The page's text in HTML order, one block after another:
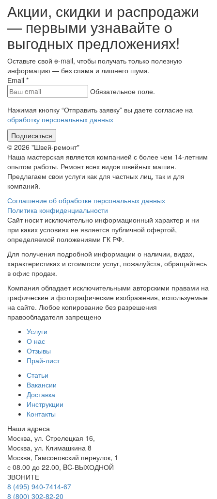
Акции, скидки и распродажи
— первыми узнавайте о
выгодных предложениях!
Оставьте свой e-mail, чтобы получать только полезную
информацию — без спама и лишнего шума.
Еmail *
Обязательное поле.
Нажимая кнопку “Отправить заявку” вы даете согласие на
обработку персональных данных
Подписаться
© 2026 "Швей-ремонт"
Наша мастерская является компанией с более чем 14-летним
опытом работы. Ремонт всех видов швейных машин.
Предлагаем свои услуги как для частных лиц, так и для
компаний.
Соглашение об обработке персональных данных
Политика конфиденциальности
Сайт носит исключительно информационный характер и ни
при каких условиях не является публичной офертой,
определяемой положениями ГК РФ.
Для получения подробной информации о наличии, видах,
характеристиках и стоимости услуг, пожалуйста, обращайтесь
в офис продаж.
Компания обладает исключительными авторскими правами на
графические и фотографические изображения, используемые
на сайте. Любое копирование без разрешения
правообладателя запрещено
Услуги
О нас
Отзывы
Прай-лист
Статьи
Вакансии
Доставка
Инструкции
Контакты
Наши адреса
Москва, ул. Cтрелецкая 16,
Москва, ул. Климашкина 8
Москва, Гамсоновский переулок, 1
с 08.00 до 22.00, BC-ВЫХОДНОЙ
ЗВОНИТЕ
8 (495) 940-7414-67
8 (800) 302-82-20